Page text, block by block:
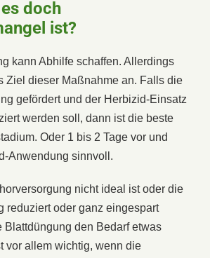
doch
ist?
kann Abhilfe schaffen. Allerdings
Ziel dieser Maßnahme an. Falls die
gefördert und der Herbizid-Einsatz
werden soll, dann ist die beste
Oder 1 bis 2 Tage vor und
Anwendung sinnvoll.
nicht ideal ist oder die
reduziert oder ganz eingespart
Blattdüngung den Bedarf etwas
vor allem wichtig, wenn die